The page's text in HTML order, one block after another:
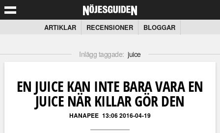
ARTIKLAR RECENSIONER BLOGGAR
Inlägg taggade: juice
EN JUICE KAN INTE BARA VARA EN
JUICE NÄR KILLAR GÖR DEN
HANAPEE 13:06 2016-04-19